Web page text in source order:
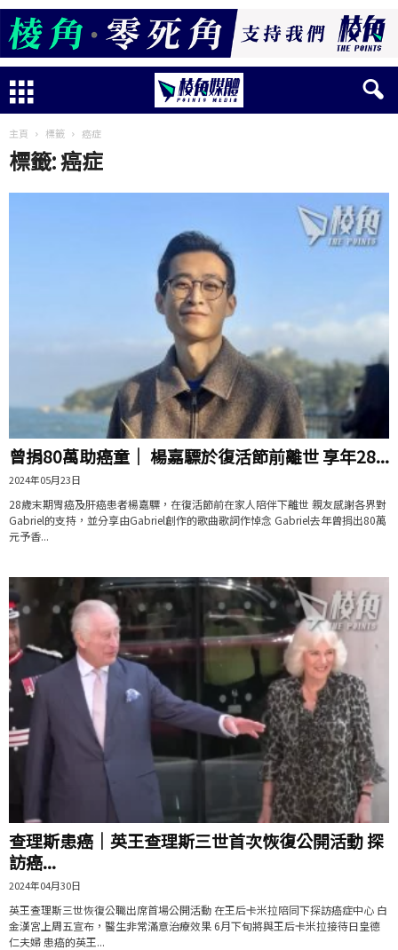
主頁 標籤 癌症
標籤: 癌症
曾捐80萬助癌童｜ 楊嘉驃於復活節前離世 享年28...
2024年05月23日
28歲末期胃癌及肝癌患者楊嘉驃，在復活節前在家人陪伴下離世 親友感謝各界對
Gabriel的支持，並分享由Gabriel創作的歌曲歌詞作悼念 Gabriel去年曾捐出80萬
元予香...
查理斯患癌｜英王查理斯三世首次恢復公開活動 探
訪癌...
2024年04月30日
英王查理斯三世恢復公職出席首場公開活動 在王后卡米拉陪同下探訪癌症中心 白
金漢宮上周五宣布，醫生非常滿意治療效果 6月下旬將與王后卡米拉接待日皇德
仁夫婦 患癌的英王...